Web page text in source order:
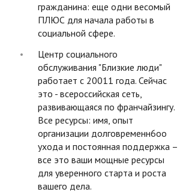
гражданина: еще одни весомый
ПЛЮС для начала работы в
социальной сфере.
Центр социального
обслуживания "Близкие люди"
работает с 20011 года. Сейчас
это - всероссийская сеть,
развивающаяся по франчайзингу.
Все ресурсы: имя, опыт
организации долговременн6оо
ухода и постоянная поддержка –
все это ваши мощные ресурсы
для уверенного старта и роста
вашего дела.